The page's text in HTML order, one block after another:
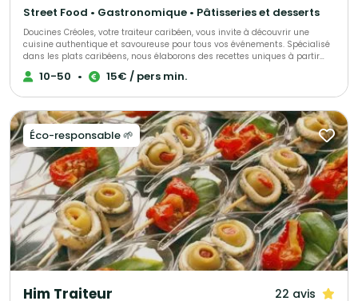
Street Food • Gastronomique • Pâtisseries et desserts
Doucines Créoles, votre traiteur caribéen, vous invite à découvrir une
cuisine authentique et savoureuse pour tous vos événements. Spécialisé
dans les plats caribéens, nous élaborons des recettes uniques à partir
d’ingrédients de qualité, alliant savoir-faire et tradition. Offrez à vos
convives une expérience culinaire inoubliable avec nos mets
10-50 • 15€ / pers min.
Éco-responsable 🌱
Him Traiteur 22 avis